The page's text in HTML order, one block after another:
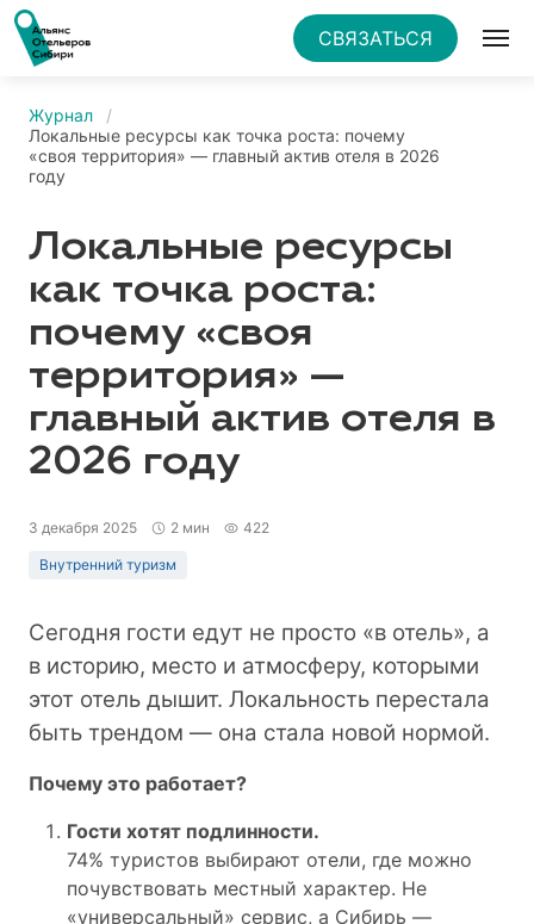
СВЯЗАТЬСЯ
Журнал
Локальные ресурсы как точка роста: почему
«своя территория» — главный актив отеля в 2026
году
Локальные ресурсы
как точка роста:
почему «своя
территория» —
главный актив отеля в
2026 году
3 декабря 2025 2 мин 422
Внутренний туризм
Сегодня гости едут не просто «в отель», а
в историю, место и атмосферу, которыми
этот отель дышит. Локальность перестала
быть трендом — она стала новой нормой.
Почему это работает?
Гости хотят подлинности.
74% туристов выбирают отели, где можно
почувствовать местный характер. Не
«универсальный» сервис, а Сибирь —